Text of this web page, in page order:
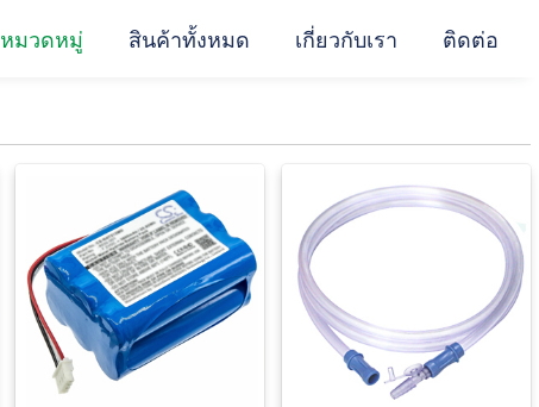
หมวดหมู่ สินค้าทั้งหมด เกี่ยวกับเรา ติดต่อ